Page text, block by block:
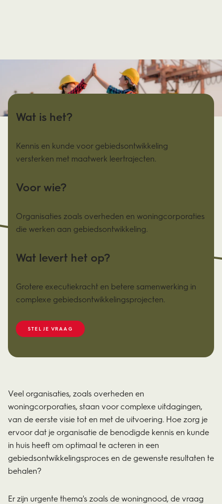
Wat is het?
Kennis en kunde voor gebiedsontwikkeling
versterken met maatwerk leertrajecten.
Voor wie?
Organisaties zoals overheden en woningcorporaties
die werken aan gebiedsontwikkeling.
Wat levert het op?
Grotere executiekracht en betere samenwerking in
complexe gebiedsontwikkelingsprojecten.
STEL JE VRAAG
Veel organisaties, zoals overheden en
woningcorporaties, staan voor complexe uitdagingen,
van de eerste visie tot en met de uitvoering. Hoe zorg je
ervoor dat je organisatie de benodigde kennis en kunde
in huis heeft om optimaal te acteren in een
gebiedsontwikkelingsproces en de gewenste resultaten te
behalen?
Er zijn urgente thema's zoals de woningnood, de vraag